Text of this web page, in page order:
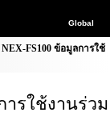
Global
NEX-FS100 ข้อมูลการใช้
ารใช้งานร่วม